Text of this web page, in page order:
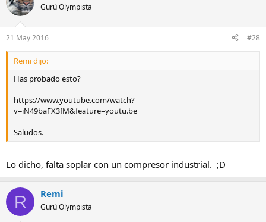
Gurú Olympista
21 May 2016 #28
Remi dijo:
Has probado esto?
https://www.youtube.com/watch?
v=iN49baFX3fM&feature=youtu.be
Saludos.
Lo dicho, falta soplar con un compresor industrial. ;D
R Remi
Gurú Olympista